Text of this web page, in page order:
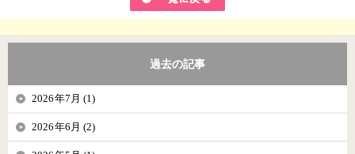
過去の記事
2026年7月 (1)
2026年6月 (2)